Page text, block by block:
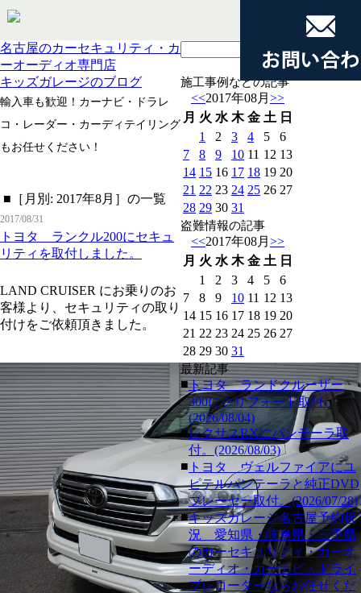
名古屋のカーセキュリティ・カ
ーオーディオ専門店
キッズガレージのブログ
輸入車も歓迎！カーナビ・ドラレ
コ・レーダー・カーディテイリング
もお任せください！
■［月別: 2017年8月］の一覧
2017/08/31
トヨタ ランクル200にセキュ
リティを取付しました。
LAND CRUISER にお乗りのお
客様より、セキュリティの取り
付けをご依頼頂きました。
施工事例などの記事
<<2017年08月 >>
月 火 水 木 金 土 日
1
2 3 4 5
6
7
8 9 10 11 12 13
14 15 16 17 18 19 20
21 22 23 24 25 26 27
28 29 30 31
盗難情報の記事
<<2017年08月 >>
月 火 水 木 金 土 日
1
2 3 4 5
6
7
8 9 10 11 12 13
14 15 16 17 18 19 20
21 22 23 24 25 26 27
28 29 30 31
最新記事
■トヨタ ランドクルーザー
300にクリフォード取付。
(2026/08/04)
■レクサスRXにパンテーラ取
付。(2026/08/03)
■ トヨタ ヴェルファイアにユ
ピテルパンテーラと純正DVD
プレーヤー取付。(2026/07/28)
■キッズガレージ名古屋予約状
況 愛知県・岐阜県・三重県
のカーセキュリティ・カーオ
ーディオ・カーナビ・ドライ
ブレコーダーならお任せくだ